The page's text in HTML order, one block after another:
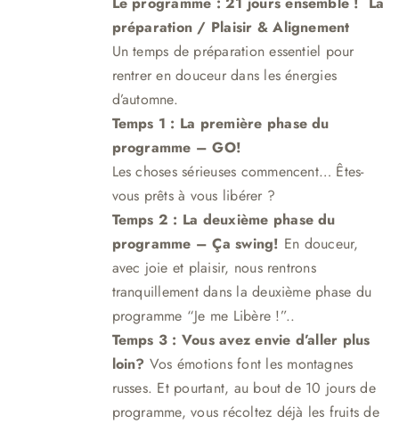
était :
249,00 €.
est :
219,00 €.
préparation / Plaisir & Alignement
Un temps de préparation essentiel pour
rentrer en douceur dans les énergies
d’automne.
Temps 1 : La première phase du
programme – GO!
Les choses sérieuses commencent… Êtes-
vous prêts à vous libérer ?
Temps 2 : La deuxième phase du
programme – Ça swing! En douceur,
avec joie et plaisir, nous rentrons
tranquillement dans la deuxième phase du
programme “Je me Libère !”..
Temps 3 : Vous avez envie d’aller plus
loin? Vos émotions font les montagnes
russes. Et pourtant, au bout de 10 jours de
programme, vous récoltez déjà les fruits de